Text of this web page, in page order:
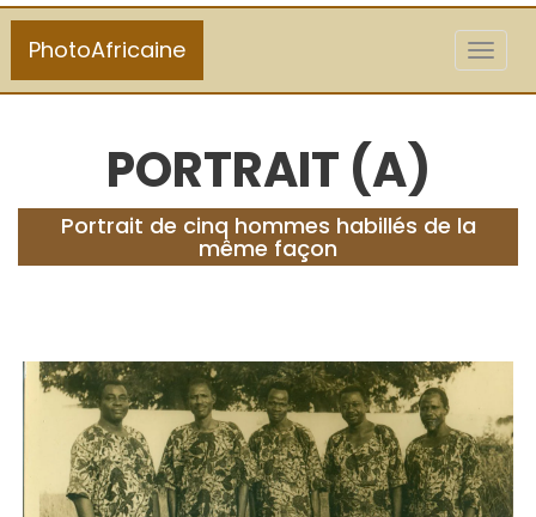
PhotoAfricaine
PORTRAIT (A)
Portrait de cinq hommes habillés de la
même façon